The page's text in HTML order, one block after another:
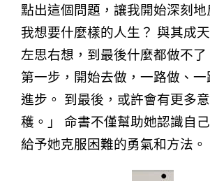
點出這個問題，讓我開始深刻
我想要什麼樣的人生？ 與其成天
左思右想，到最後什麼都做不了
第一步，開始去做，一路做、
進步。 到最後，或許會有更多
穫。」 命書不僅幫助她認識自
給予她克服困難的勇氣和方法。